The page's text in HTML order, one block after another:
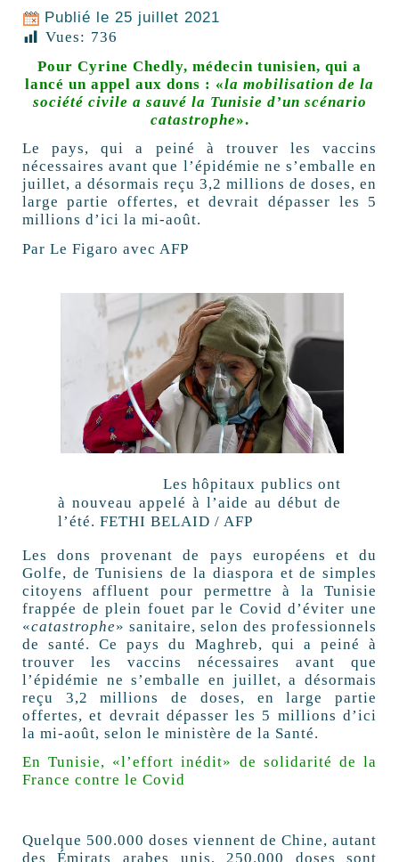
Publié le 25 juillet 2021
Vues: 736
Pour Cyrine Chedly, médecin tunisien, qui a
lancé un appel aux dons : «la mobilisation de la
société civile a sauvé la Tunisie d’un scénario
catastrophe».
Le pays, qui a peiné à trouver les vaccins
nécessaires avant que l’épidémie ne s’emballe en
juillet, a désormais reçu 3,2 millions de doses, en
large partie offertes, et devrait dépasser les 5
millions d’ici la mi-août.
Par Le Figaro avec AFP
Les hôpitaux publics ont
à nouveau appelé à l’aide au début de
l’été. FETHI BELAID / AFP
Les dons provenant de pays européens et du
Golfe, de Tunisiens de la diaspora et de simples
citoyens affluent pour permettre à la Tunisie
frappée de plein fouet par le Covid d’éviter une
«catastrophe» sanitaire, selon des professionnels
de santé. Ce pays du Maghreb, qui a peiné à
trouver les vaccins nécessaires avant que
l’épidémie ne s’emballe en juillet, a désormais
reçu 3,2 millions de doses, en large partie
offertes, et devrait dépasser les 5 millions d’ici
la mi-août, selon le ministère de la Santé.
En Tunisie, «l’effort inédit» de solidarité de la
France contre le Covid
Quelque 500.000 doses viennent de Chine, autant
des Émirats arabes unis, 250.000 doses sont